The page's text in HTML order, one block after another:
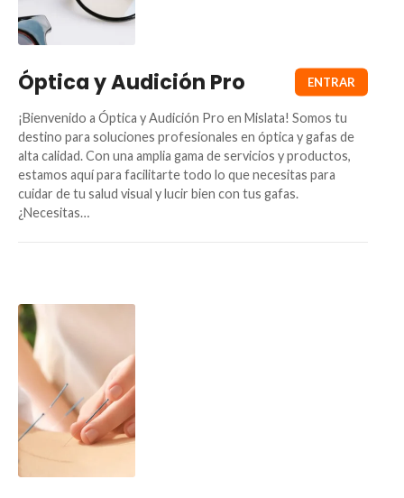
Óptica y Audición Pro
¡Bienvenido a Óptica y Audición Pro en Mislata! Somos tu
destino para soluciones profesionales en óptica y gafas de
alta calidad. Con una amplia gama de servicios y productos,
estamos aquí para facilitarte todo lo que necesitas para
cuidar de tu salud visual y lucir bien con tus gafas.
¿Necesitas…